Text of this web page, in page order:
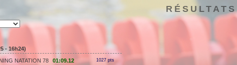
RÉSULTATS
- 16h24)
NATATION 78 01:09.12 1027 pts